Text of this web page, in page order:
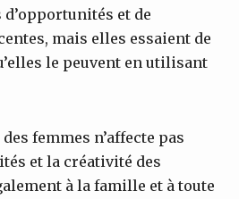
et de
mais elles essaient de
le peuvent en utilisant
femmes n’affecte pas
et la créativité des
à la famille et à toute